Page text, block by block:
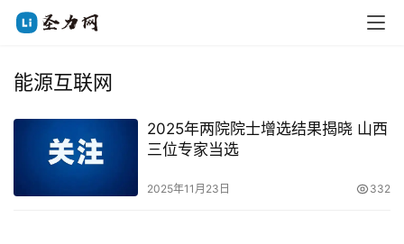
能源互联网
2025年两院院士增选结果揭晓 山西
三位专家当选
2025年11月23日 332